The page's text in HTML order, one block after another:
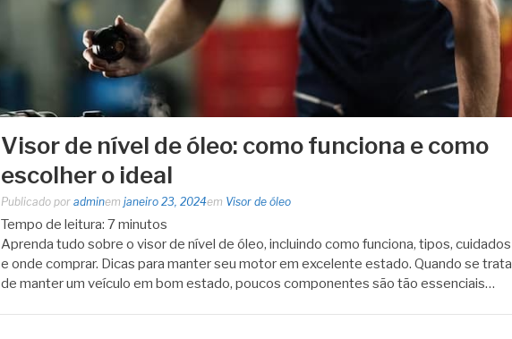
Visor de nível de óleo: como funciona e como
escolher o ideal
Publicado por adminem janeiro 23, 2024em Visor de óleo
Tempo de leitura: 7minutos
Aprenda tudo sobre o visor de nível de óleo, incluindo como funciona, tipos, cuidados
e onde comprar. Dicas para manter seu motor em excelente estado. Quando se trata
de manter um veículo em bom estado, poucos componentes são tão essenciais…